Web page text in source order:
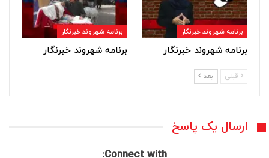
برنامه شهروند خبرنگار
برنامه شهروند خبرنگار
برنامه شهروند خبرنگار
برنامه شهروند خبرنگار
قبلی بعد
ارسال یک پاسخ